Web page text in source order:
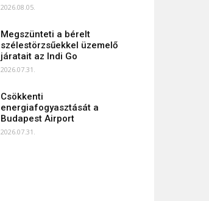
2026.08.05.
Megszünteti a bérelt
szélestörzsűekkel üzemelő
járatait az Indi Go
2026.07.31.
Csökkenti
energiafogyasztását a
Budapest Airport
2026.07.31.